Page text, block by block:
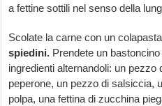
a fettine sottili nel senso della
Scolate la carne con un
spiedini. Prendete un
ingredienti alternandoli: un
peperone, un pezzo di salsiccia,
polpa, una fettina di zucchina